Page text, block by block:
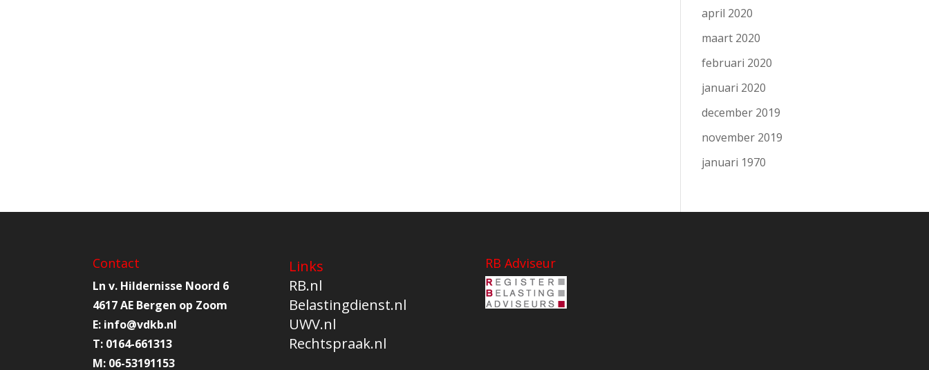
april 2020
maart 2020
februari 2020
januari 2020
december 2019
november 2019
januari 1970
Contact
Ln v. Hildernisse Noord 6
4617 AE Bergen op Zoom
E: info@vdkb.nl
T: 0164-661313
M: 06-53191153
Links
RB.nl
Belastingdienst.nl
UWV.nl
Rechtspraak.nl
RB Adviseur